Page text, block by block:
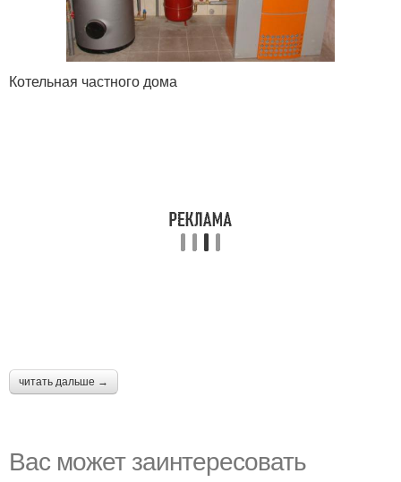
Котельная частного дома
читать дальше →
Вас может заинтересовать